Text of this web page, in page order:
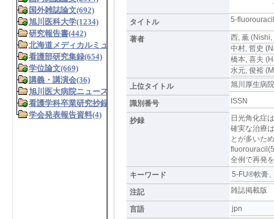
タイトル
5-
著者
西, 薫
中村, 哲史
橋本, 喜夫
水元, 俊裕
上位タイトル
旭川厚生病
識別番号 ISSN
抄録
日光角化症
確実な治療
とが多いた
全例で再発
キーワード
5-FU®軟膏
注記 雑誌掲載版
言語 jpn